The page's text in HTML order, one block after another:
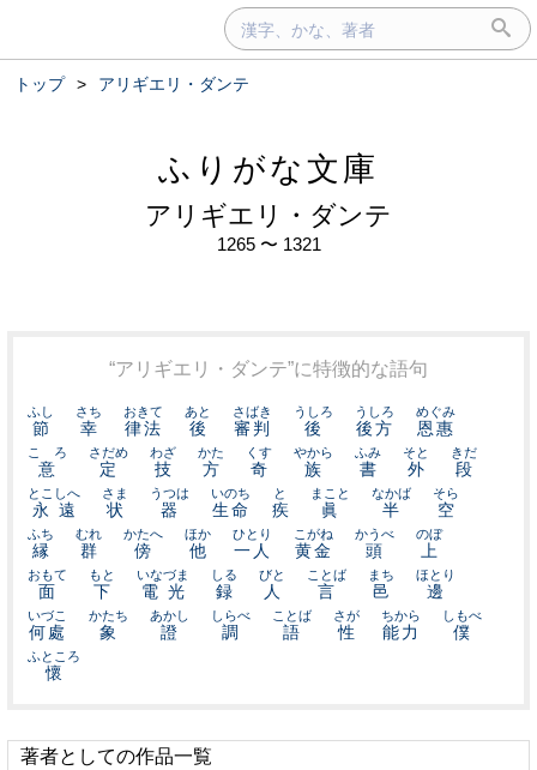
トップ > アリギエリ・ダンテ
ふりがな文庫
アリギエリ・ダンテ
1265 〜 1321
“アリギエリ・ダンテ”に特徴的な語句
節
ふし
幸
さち
律法
おきて
後
あと
審判
さばき
後
うしろ
後方
うしろ
恩惠
めぐみ
意
こゝろ
定
さだめ
技
わざ
方
かた
奇
くす
族
やから
書
ふみ
外
そと
段
きだ
永遠
とこしへ
状
さま
器
うつは
生命
いのち
疾
と
眞
まこと
半
なかば
空
そら
縁
ふち
群
むれ
傍
かたへ
他
ほか
一人
ひとり
黄金
こがね
頭
かうべ
上
のぼ
面
おもて
下
もと
電光
いなづま
録
しる
人
びと
言
ことば
邑
まち
邊
ほとり
何處
いづこ
象
かたち
證
あかし
調
しらべ
語
ことば
性
さが
能力
ちから
僕
しもべ
懷
ふところ
著者としての作品一覧